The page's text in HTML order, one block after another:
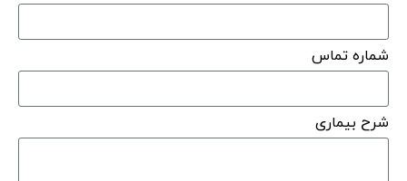
شماره تماس
شرح بیماری